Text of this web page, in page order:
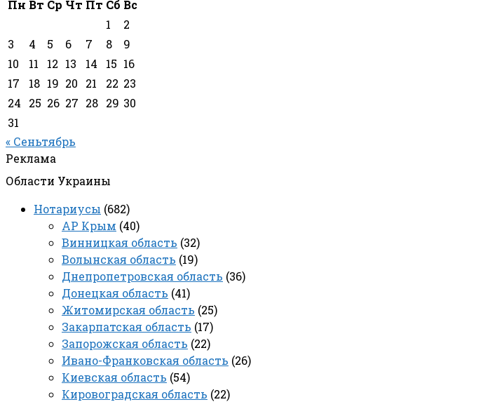
Пн Вт Ср Чт Пт Сб Вс
1
2
3
4 5 6 7 8
9
10
11 12 13 14 15 16
17
18 19 20 21 22 23
24
25 26 27 28 29 30
31
« Сеньтябрь
Реклама
Области Украины
Нотариусы (682)
АР Крым (40)
Винницкая область (32)
Волынская область (19)
Днепропетровская область (36)
Донецкая область (41)
Житомирская область (25)
Закарпатская область (17)
Запорожская область (22)
Ивано-Франковская область (26)
Киевская область (54)
Кировоградская область (22)